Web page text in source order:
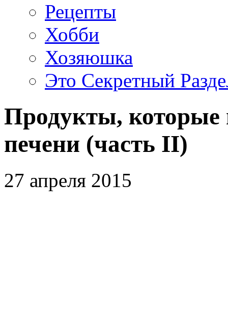
Рецепты
Хобби
Хозяюшка
Это Секретный
Продукты, которые
печени (часть II)
27 апреля 2015